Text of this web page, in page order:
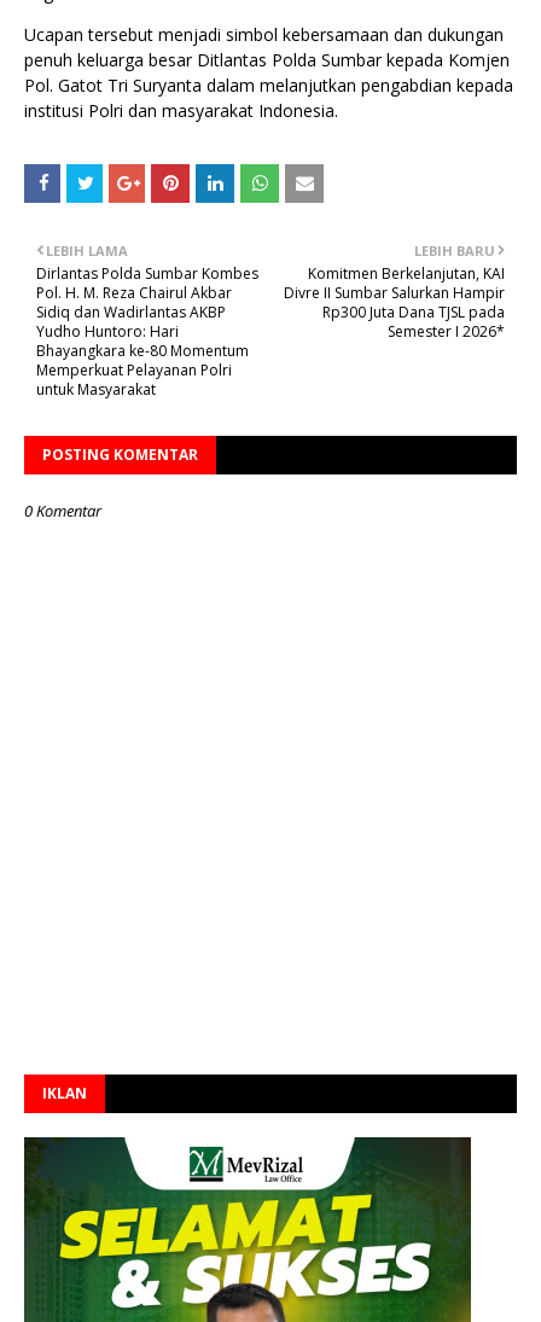
Ucapan tersebut menjadi simbol kebersamaan dan dukungan
penuh keluarga besar Ditlantas Polda Sumbar kepada Komjen
Pol. Gatot Tri Suryanta dalam melanjutkan pengabdian kepada
institusi Polri dan masyarakat Indonesia.
LEBIH BARU
Komitmen Berkelanjutan, KAI
Divre II Sumbar Salurkan Hampir
Rp300 Juta Dana TJSL pada
Semester I 2026*
LEBIH LAMA
Dirlantas Polda Sumbar Kombes
Pol. H. M. Reza Chairul Akbar
Sidiq dan Wadirlantas AKBP
Yudho Huntoro: Hari
Bhayangkara ke-80 Momentum
Memperkuat Pelayanan Polri
untuk Masyarakat
POSTING KOMENTAR
0 Komentar
IKLAN